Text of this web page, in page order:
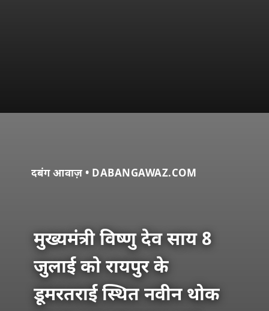
दबंग आवाज़ • DABANGAWAZ.COM
मुख्यमंत्री विष्णु देव साय 8
जुलाई को रायपुर के
डूमरतराई स्थित नवीन थोक